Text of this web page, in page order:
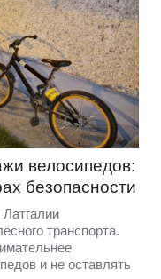
велосипедов:
безопасности
транспорта.
и не оставлять